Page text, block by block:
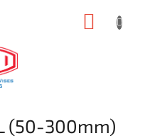
(50-300mm)